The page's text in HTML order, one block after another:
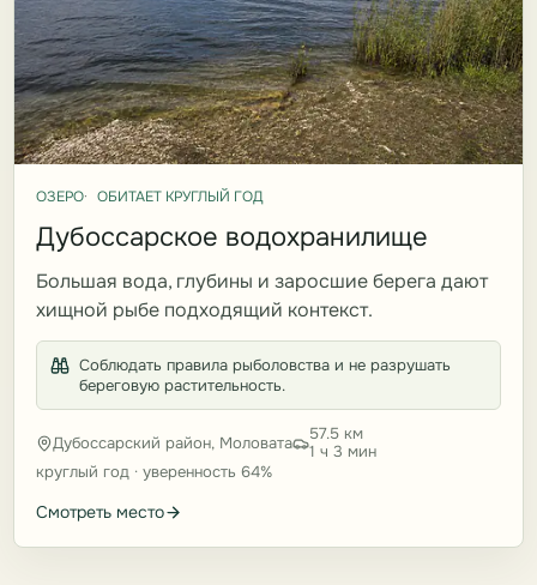
ОЗЕРО ОБИТАЕТ КРУГЛЫЙ ГОД
Дубоссарское водохранилище
Большая вода, глубины и заросшие берега дают
хищной рыбе подходящий контекст.
Соблюдать правила рыболовства и не разрушать
береговую растительность.
Дубоссарский район, Моловата
57.5 км
1 ч 3 мин
круглый год · уверенность 64%
Смотреть место